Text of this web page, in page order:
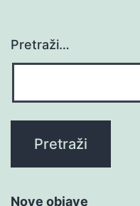
Pretraži…
Nove objave